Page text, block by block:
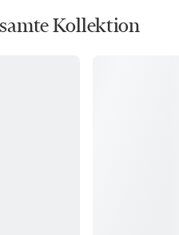
Kollektion